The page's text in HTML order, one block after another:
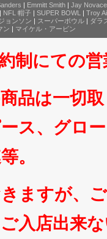
| Emmitt Smith | Jay
| NFL 帽子 | SUPER BOWL | Troy
ョンソン | スーパーボウル | ダラ
ン | マイケル・アービン
制にての
品は一切
ス、グロ
。
ますが、
入店出来